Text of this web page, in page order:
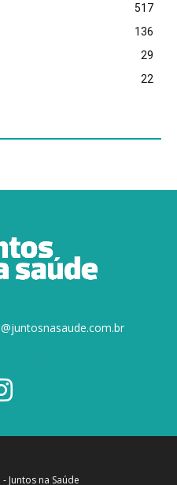
517
136
29
22
Juntos na Saúde